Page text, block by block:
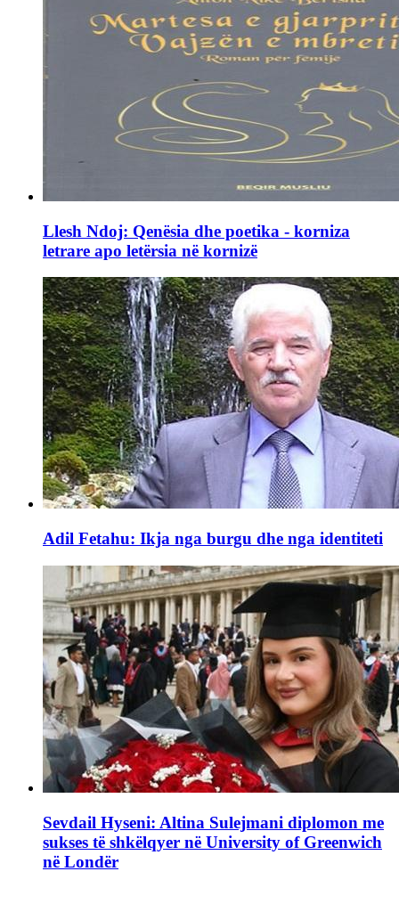
Llesh Ndoj: Qenësia dhe poetika - korniza
letrare apo letërsia në kornizë
Adil Fetahu: Ikja nga burgu dhe nga identiteti
Sevdail Hyseni: Altina Sulejmani diplomon me
sukses të shkëlqyer në University of Greenwich
në Londër